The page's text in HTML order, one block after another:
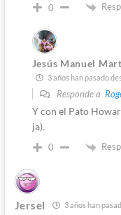
0
Jesús Manuel
3 años han pasado
Responde a
Y con el Pato
ja).
0
Jersel 3 años han